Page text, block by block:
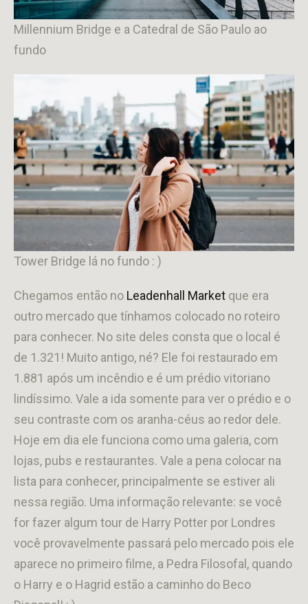
Millennium Bridge e a Catedral de São Paulo ao
fundo
Tower Bridge lá no fundo : )
Chegamos então no Leadenhall Market que era
outro mercado que tínhamos colocado no roteiro
para conhecer. No site deles consta que o local é
de 1.321! Muito antigo, né? Ele foi restaurado em
1.881 após um incêndio e é um prédio vitoriano
lindíssimo. Vale a ida somente para ver o prédio e o
seu contraste com os aranha-céus ao redor dele.
Hoje em dia ele funciona como uma galeria, com
lojas, pubs e restaurantes. Vale a pena colocar na
lista para conhecer, principalmente se estiver ali
nessa região. Uma informação relevante: se você
for fazer algum tour de Harry Potter por Londres
você provavelmente passará pelo mercado pois ele
aparece no primeiro filme, a Pedra Filosofal, quando
o Harry e o Hagrid estão a caminho do Beco